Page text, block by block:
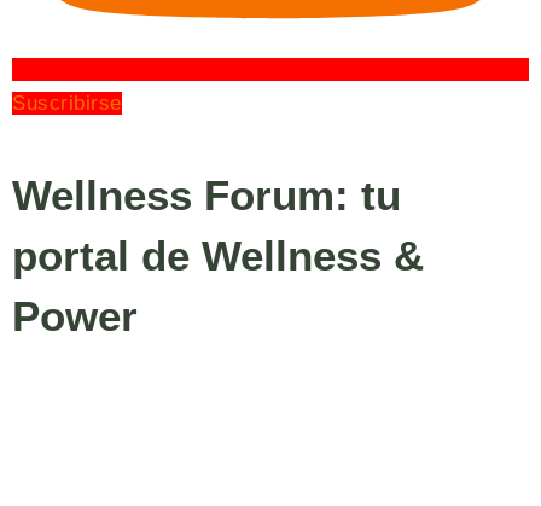
Suscribirse
Wellness Forum: tu
portal de Wellness &
Power